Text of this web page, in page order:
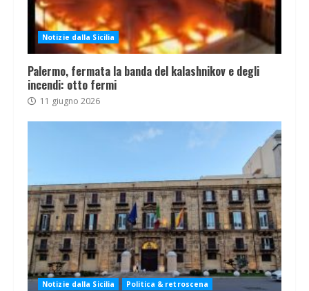
Notizie dalla Sicilia
Palermo, fermata la banda del kalashnikov e degli
incendi: otto fermi
11 giugno 2026
Notizie dalla Sicilia Politica & retroscena